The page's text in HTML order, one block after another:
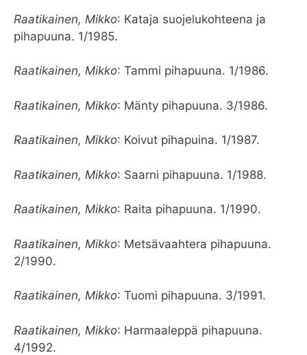
Raatikainen, Mikko: Kataja suojelukohteena ja
pihapuuna. 1/1985.
Raatikainen, Mikko: Tammi pihapuuna. 1/1986.
Raatikainen, Mikko: Mänty pihapuuna. 3/1986.
Raatikainen, Mikko: Koivut pihapuina. 1/1987.
Raatikainen, Mikko: Saarni pihapuuna. 1/1988.
Raatikainen, Mikko: Raita pihapuuna. 1/1990.
Raatikainen, Mikko: Metsävaahtera pihapuuna.
2/1990.
Raatikainen, Mikko: Tuomi pihapuuna. 3/1991.
Raatikainen, Mikko: Harmaaleppä pihapuuna.
4/1992.